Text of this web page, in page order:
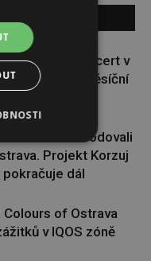
speciální koncert v
završí čtyřměsíční
Slávek Pham bodovali
Projekt Korzuj
pokračuje dál
of Ostrava
v IQOS zóně